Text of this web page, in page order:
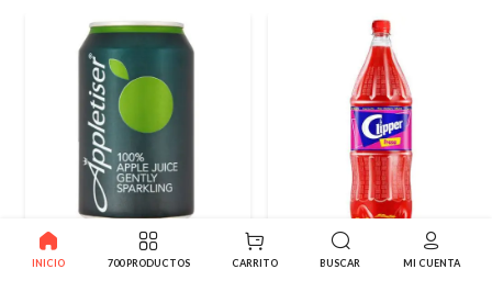
Appletiser 100% Zumo
Refresco Clipper de Fresa 2
INICIO 700 PRODUCTOS CARRITO BUSCAR MI CUENTA